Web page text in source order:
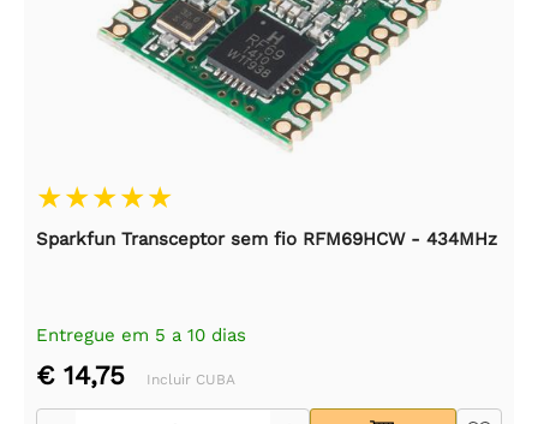
Sparkfun Transceptor sem fio RFM69HCW - 434MHz
Entregue em 5 a 10 dias
€ 14,75 Incluir CUBA